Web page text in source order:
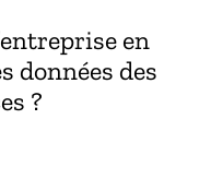
en
données des
?